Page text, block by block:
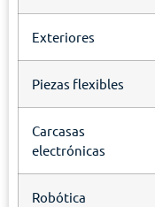
Exteriores
Piezas flexibles
Carcasas
electrónicas
Robótica